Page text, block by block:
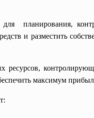
планирования,
и разместить
ресурсов,
максимум